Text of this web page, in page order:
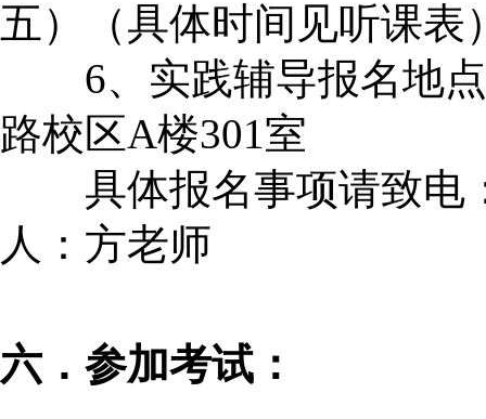
五）（具体时间见听课表
6、实践辅导报名地点
路校区A楼301室
具体报名事项请致电
人：方老师
六．参加考试：